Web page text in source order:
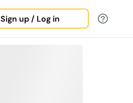
Sign up / Log in